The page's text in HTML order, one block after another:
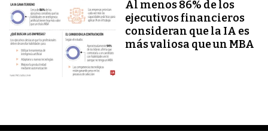
Al menos 86% de los
ejecutivos financieros
consideran que la IA es
más valiosa que un MBA